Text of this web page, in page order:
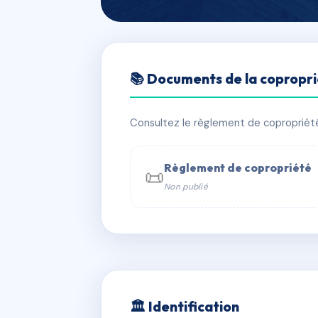
LE CLOS SAINT
📍 190 av de meyrie 40600
📞 Contacter Syndic Digital
📚 Documents de la
Consultez le règlement de
📜Règlement de copropriété
Non publié
🏛 Identification